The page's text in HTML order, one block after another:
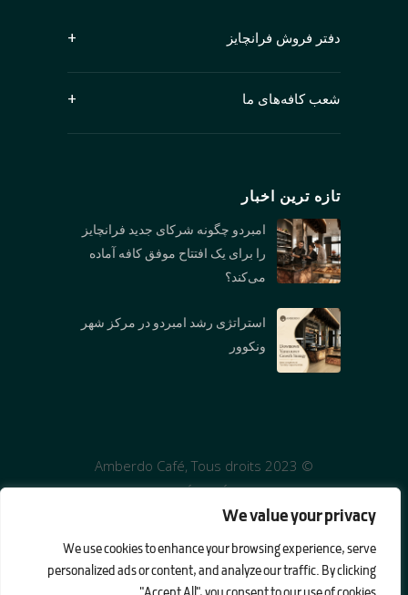
We value your privacy
We use cookies to enhance your browsing experience, serve
personalized ads or content, and analyze our traffic. By clicking
دفتر فروش فرانچایز
سوئیت ۱۲۵۰، شماره ۴۰۹ خیابان گرنویل
ونکوور، بریتیش کلمبیا V6C 1T2
شعب کافه‌های ما
شعبه کیتسیلانو: 2678 W 4th Ave, Vancouver, BC
North Vancouver, BC V7P 1M4
شعبه بوررارد : 1306 Burrard St., Vancouver, BC
V6Z 2B8
Vancouver, BC V6E 4R9
تازه ترین اخبار
امبردو چگونه شرکای جدید فرانچایز
را برای یک افتتاح موفق کافه آماده
می‌کند؟
استراتژی رشد امبردو در مرکز شهر
ونکوور
© 2023 Amberdo Café, Tous droits
réservés